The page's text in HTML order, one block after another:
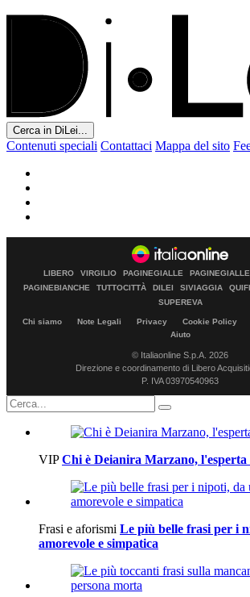
Cerca in DiLei...
Contenuti speciali Contattaci Mappa del sito
LIBERO VIRGILIO PAGINEGIALLE
PAGINEBIANCHE
TUTTOCITTÀ DILEI SIVIAGGIA
SUPEREVA
Chi siamo Note Legali Privacy Cookie Policy
Aiuto
© Italiaonline S.p.A. 2026
Direzione e coordinamento di Libero
P. IVA 03970540963
VIP Chi è Deianira Marzano, l'esperta
Frasi e aforismi Le più belle frasi per i
amorevole e simpatica